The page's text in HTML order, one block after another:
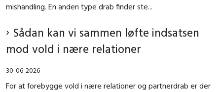
mishandling. En anden type drab finder ste...
Sådan kan vi sammen løfte indsatsen
mod vold i nære relationer
30-06-2026
For at forebygge vold i nære relationer og partnerdrab er der